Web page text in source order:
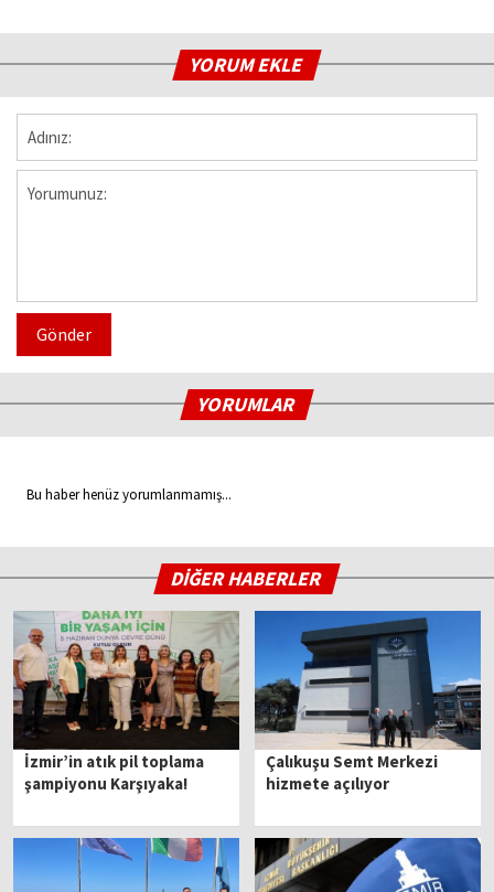
YORUM EKLE
Gönder
YORUMLAR
Bu haber henüz yorumlanmamış...
DİĞER HABERLER
İzmir’in atık pil toplama
şampiyonu Karşıyaka!
Çalıkuşu Semt Merkezi
hizmete açılıyor